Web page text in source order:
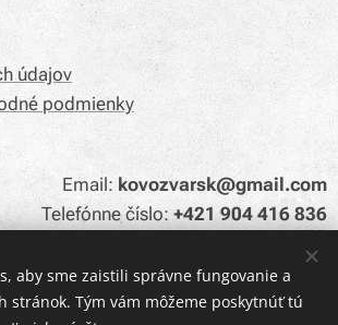
údajov
podmienky
Email: kovozvarsk@gmail.com
Telefónne číslo:+421 904 416 836
Cookies
aby sme zaistili správne fungovanie a
stránok. Tým vám môžeme poskytnúť tú